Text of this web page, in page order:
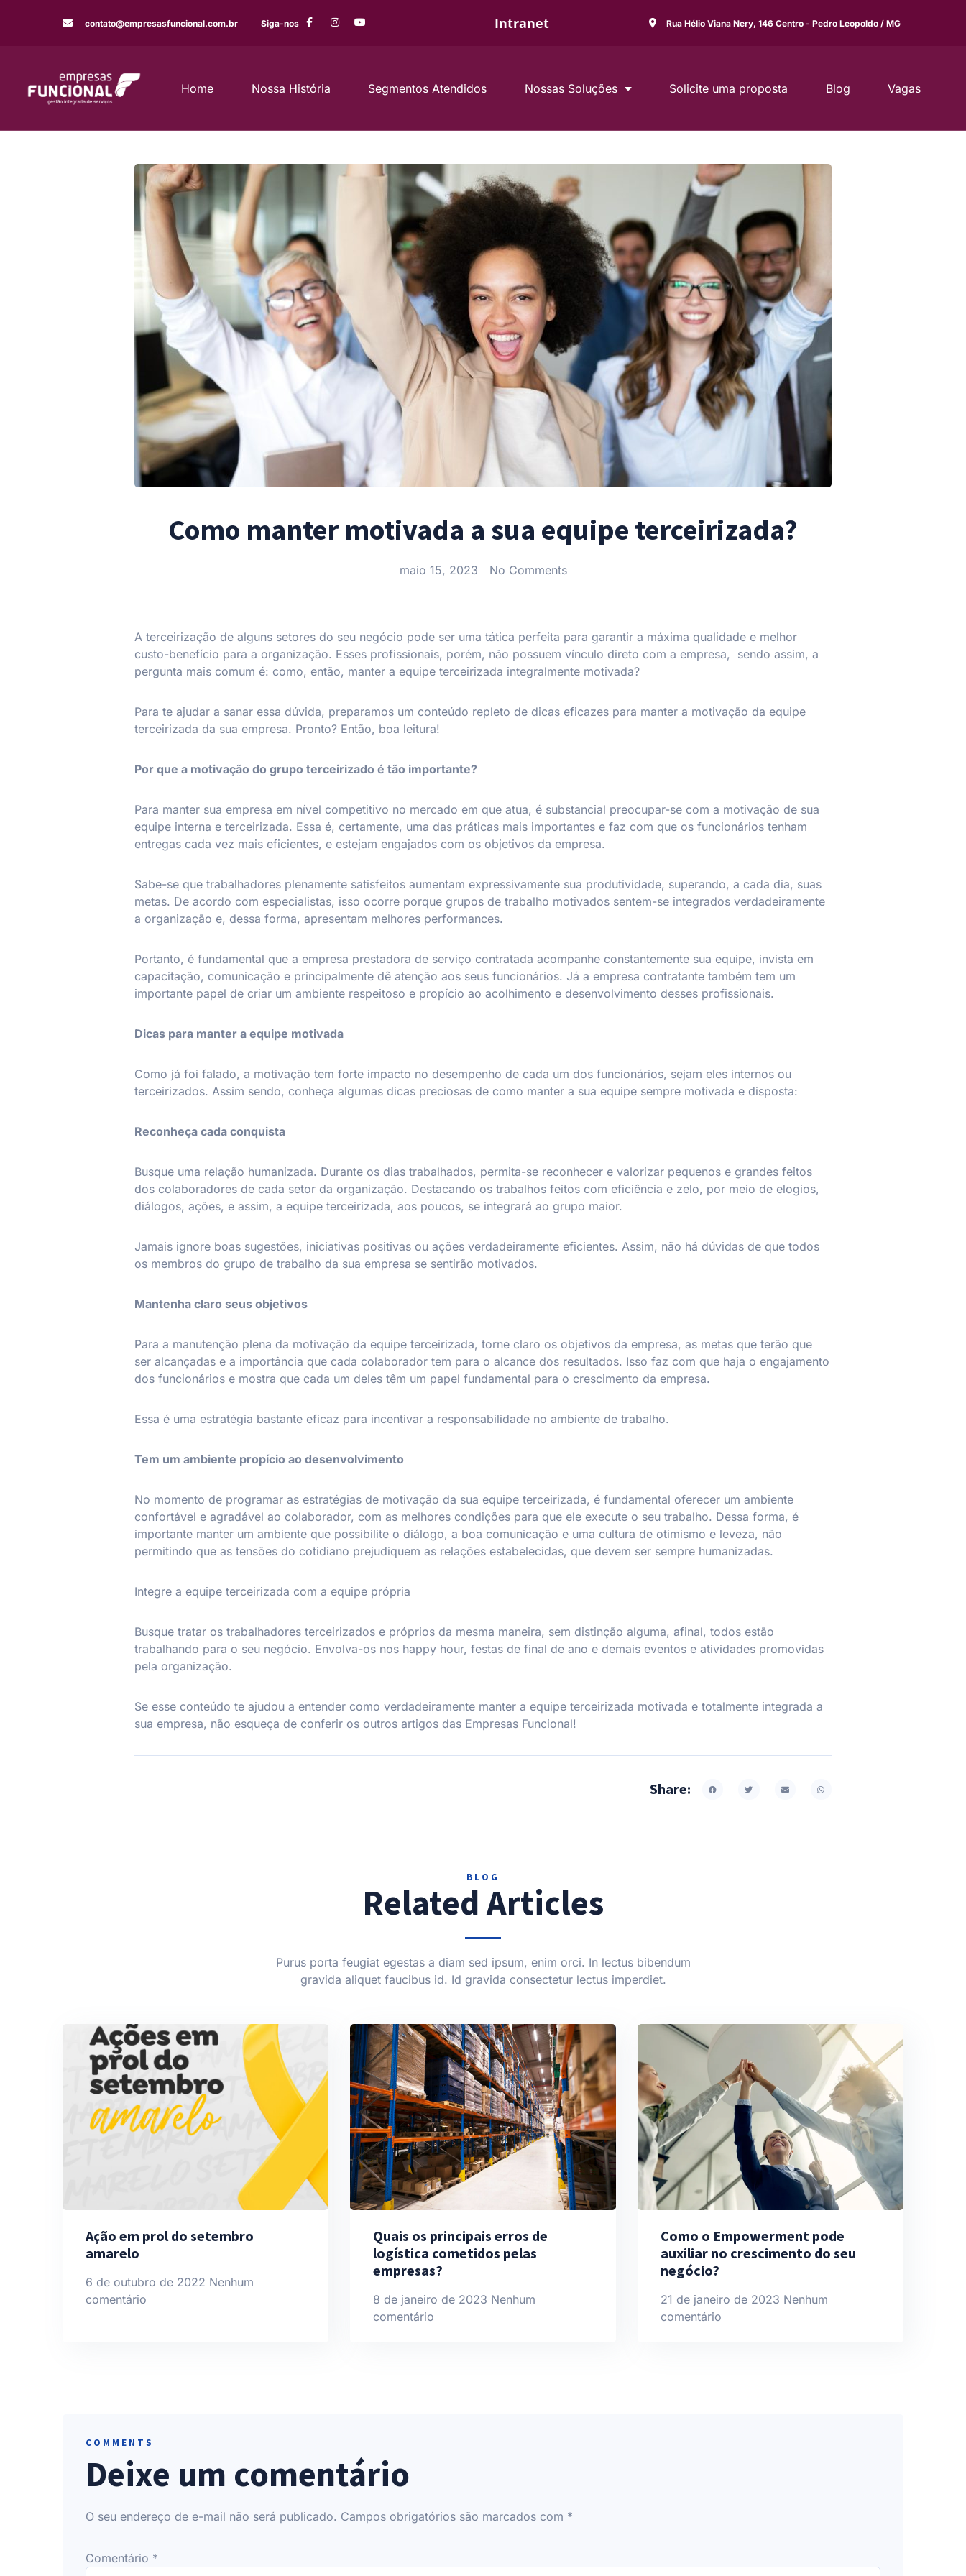
contato@empresasfuncional.com.br Siga-nos Intranet Rua Hélio Viana Nery, 146 Centro - Pedro Leopoldo / MG
Home Nossa História Segmentos Atendidos Nossas Soluções Solicite uma proposta Blog Vagas
Como manter motivada a sua equipe terceirizada?
maio 15, 2023 No Comments
A terceirização de alguns setores do seu negócio pode ser uma tática perfeita para garantir a máxima qualidade e melhor
custo-benefício para a organização. Esses profissionais, porém, não possuem vínculo direto com a empresa, sendo assim, a
pergunta mais comum é: como, então, manter a equipe terceirizada integralmente motivada?
Para te ajudar a sanar essa dúvida, preparamos um conteúdo repleto de dicas eficazes para manter a motivação da equipe
terceirizada da sua empresa. Pronto? Então, boa leitura!
Por que a motivação do grupo terceirizado é tão importante?
Para manter sua empresa em nível competitivo no mercado em que atua, é substancial preocupar-se com a motivação de sua
equipe interna e terceirizada. Essa é, certamente, uma das práticas mais importantes e faz com que os funcionários tenham
entregas cada vez mais eficientes, e estejam engajados com os objetivos da empresa.
Sabe-se que trabalhadores plenamente satisfeitos aumentam expressivamente sua produtividade, superando, a cada dia, suas
metas. De acordo com especialistas, isso ocorre porque grupos de trabalho motivados sentem-se integrados verdadeiramente
a organização e, dessa forma, apresentam melhores performances.
Portanto, é fundamental que a empresa prestadora de serviço contratada acompanhe constantemente sua equipe, invista em
capacitação, comunicação e principalmente dê atenção aos seus funcionários. Já a empresa contratante também tem um
importante papel de criar um ambiente respeitoso e propício ao acolhimento e desenvolvimento desses profissionais.
Dicas para manter a equipe motivada
Como já foi falado, a motivação tem forte impacto no desempenho de cada um dos funcionários, sejam eles internos ou
terceirizados. Assim sendo, conheça algumas dicas preciosas de como manter a sua equipe sempre motivada e disposta:
Reconheça cada conquista
Busque uma relação humanizada. Durante os dias trabalhados, permita-se reconhecer e valorizar pequenos e grandes feitos
dos colaboradores de cada setor da organização. Destacando os trabalhos feitos com eficiência e zelo, por meio de elogios,
diálogos, ações, e assim, a equipe terceirizada, aos poucos, se integrará ao grupo maior.
Jamais ignore boas sugestões, iniciativas positivas ou ações verdadeiramente eficientes. Assim, não há dúvidas de que todos
os membros do grupo de trabalho da sua empresa se sentirão motivados.
Mantenha claro seus objetivos
Para a manutenção plena da motivação da equipe terceirizada, torne claro os objetivos da empresa, as metas que terão que
ser alcançadas e a importância que cada colaborador tem para o alcance dos resultados. Isso faz com que haja o engajamento
dos funcionários e mostra que cada um deles têm um papel fundamental para o crescimento da empresa.
Essa é uma estratégia bastante eficaz para incentivar a responsabilidade no ambiente de trabalho.
Tem um ambiente propício ao desenvolvimento
No momento de programar as estratégias de motivação da sua equipe terceirizada, é fundamental oferecer um ambiente
confortável e agradável ao colaborador, com as melhores condições para que ele execute o seu trabalho. Dessa forma, é
importante manter um ambiente que possibilite o diálogo, a boa comunicação e uma cultura de otimismo e leveza, não
permitindo que as tensões do cotidiano prejudiquem as relações estabelecidas, que devem ser sempre humanizadas.
Integre a equipe terceirizada com a equipe própria
Busque tratar os trabalhadores terceirizados e próprios da mesma maneira, sem distinção alguma, afinal, todos estão
trabalhando para o seu negócio. Envolva-os nos happy hour, festas de final de ano e demais eventos e atividades promovidas
pela organização.
Se esse conteúdo te ajudou a entender como verdadeiramente manter a equipe terceirizada motivada e totalmente integrada a
sua empresa, não esqueça de conferir os outros artigos das Empresas Funcional!
Share:
BLOG
Related Articles
Purus porta feugiat egestas a diam sed ipsum, enim orci. In lectus bibendum
gravida aliquet faucibus id. Id gravida consectetur lectus imperdiet.
Ação em prol do setembro
amarelo
6 de outubro de 2022 Nenhum
comentário
Quais os principais erros de
logística cometidos pelas
empresas?
8 de janeiro de 2023 Nenhum
comentário
Como o Empowerment pode
auxiliar no crescimento do seu
negócio?
21 de janeiro de 2023 Nenhum
comentário
COMMENTS
Deixe um comentário
O seu endereço de e-mail não será publicado. Campos obrigatórios são marcados com *
Comentário *